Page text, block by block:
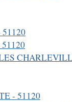
- 51120